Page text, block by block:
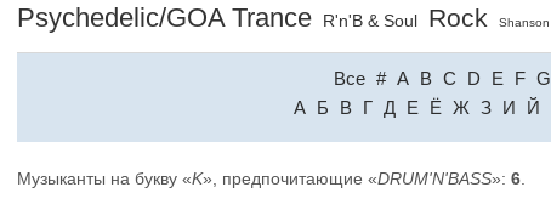
Psychedelic/GOA Trance R'n'B & Soul Rock Shanson
Все # A B C D E F G
A Б В Г Д Е Ё Ж З И Й
Музыканты на букву «K», предпочитающие «DRUM'N'BASS»: 6